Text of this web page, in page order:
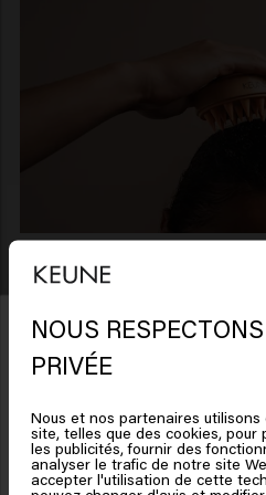
Comment activer la
Un autre facteur important
saine des cheveux est le
follicules pileux reçoivent
ont besoin.
Il semble que vous
United States of
Cliquez sur Aller ou choisissez
dessous
NOUS
PRIVÉE
Nous et nos partenaires
site, telles que des cookies,
les publicités, fournir des
analyser le trafic de notre site
accepter l'utilisation de cette